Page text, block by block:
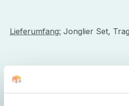
Lieferumfang: Jonglier Set,